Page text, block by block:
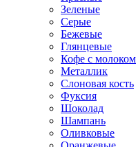
Зеленые
Серые
Бежевые
Глянцевые
Кофе с молоком
Металлик
Слоновая кость
Фуксия
Шоколад
Шампань
Оливковые